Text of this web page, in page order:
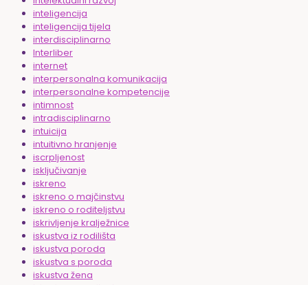
inteligencija
inteligencija tijela
interdisciplinarno
Interliber
internet
interpersonalna komunikacija
interpersonalne kompetencije
intimnost
intradisciplinarno
intuicija
intuitivno hranjenje
iscrpljenost
isključivanje
iskreno
iskreno o majčinstvu
iskreno o roditeljstvu
iskrivljenje kralježnice
iskustva iz rodilišta
iskustva poroda
iskustva s poroda
iskustva žena